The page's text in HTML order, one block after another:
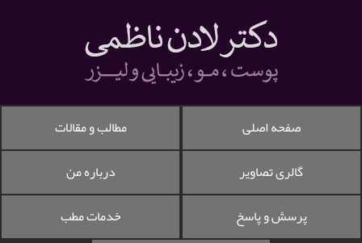
صفحه اصلی
مطالب و مقالات
گالری تصاویر
درباره من
پرسش و پاسخ
خدمات مطب